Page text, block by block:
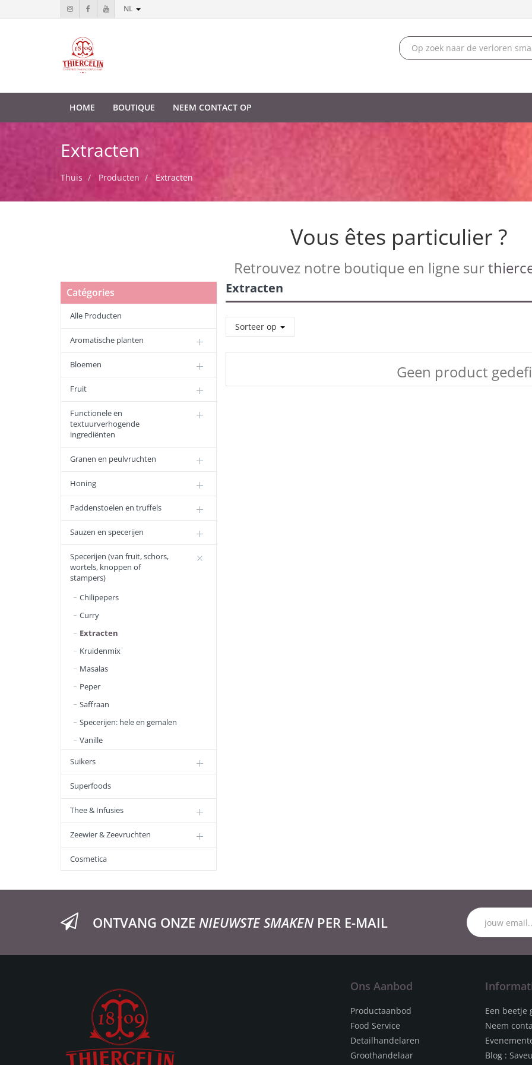
NL
HOME BOUTIQUE NEEM CONTACT OP
Extracten
Thuis Producten Extracten
Vous êtes particulier ?
Retrouvez notre boutique en ligne sur
Catégories
Alle Producten
Aromatische planten
Bloemen
Fruit
Functionele en
textuurverhogende
ingrediënten
Granen en peulvruchten
Honing
Paddenstoelen en truffels
Sauzen en specerijen
Specerijen (van fruit, schors,
wortels, knoppen of
stampers)
Chilipepers
Curry
Extracten
Kruidenmix
Masalas
Peper
Saffraan
Specerijen: hele en gemalen
Vanille
Suikers
Superfoods
Thee & Infusies
Zeewier & Zeevruchten
Cosmetica
Extracten
Sorteer op
Geen product
ONTVANG ONZE NIEUWSTE SMAKEN PER E-MAIL
Ons Aanbod
Productaanbod
Food Service
Detailhandelaren
Groothandelaar
Een beetje
Neem
Blog :